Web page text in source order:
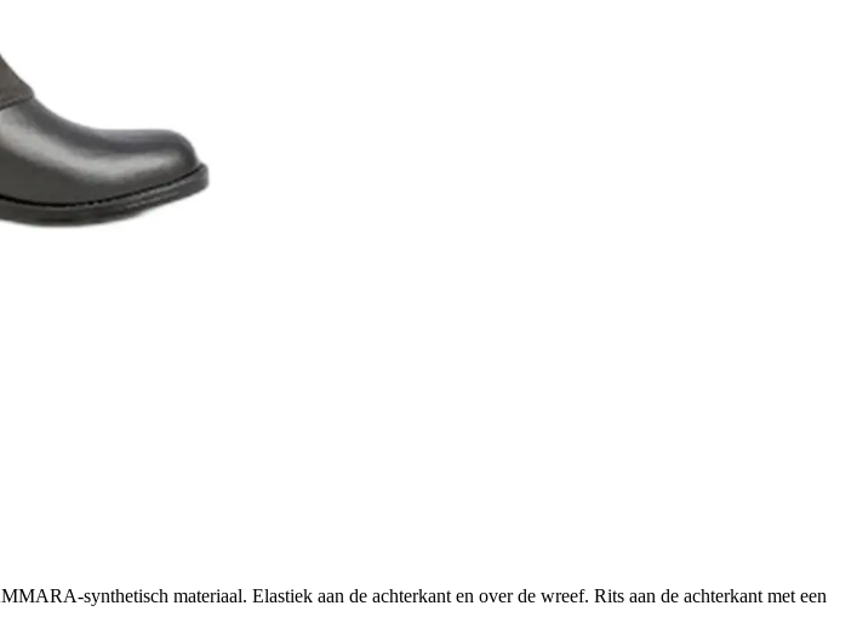
synthetisch materiaal. Elastiek aan de achterkant en over de wreef. Rits aan de achterkant met een